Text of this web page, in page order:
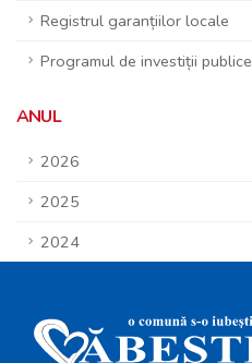
Registrul garanțiilor locale
Programul de investiții publice
ANUL
2026
2025
2024